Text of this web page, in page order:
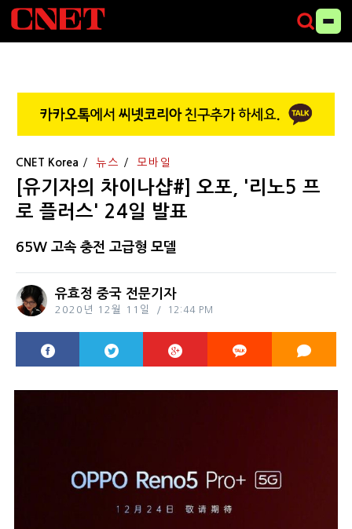
CNET Korea 뉴스 모바일
[유기자의 차이나샵#] 오포, '리노5 프
로 플러스' 24일 발표
65W 고속 충전 고급형 모델
유효정 중국 전문기자
2020년 12월 11일 12:44 PM